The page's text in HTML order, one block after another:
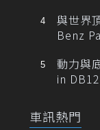
與世界
Benz
動力與
in
車訊熱門